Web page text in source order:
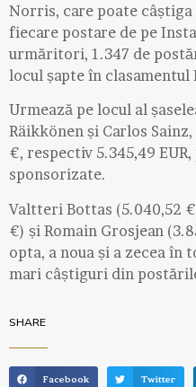
Norris, care poate câștiga
fiecare postare de pe
urmăritori, 1.347 de
locul șapte în clasamentul
Urmează pe locul al
Räikkönen și Carlos
€, respectiv 5.345,49
sponsorizate.
Valtteri Bottas (5.040,52
€) și Romain Grosjean
opta, a noua și a zecea în
mari câștiguri din
SHARE
Facebook Twitter